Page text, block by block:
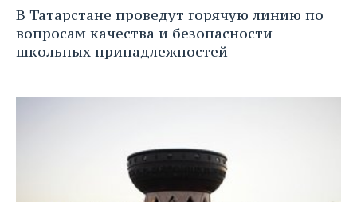
НЕФТЕХИМИЯ
НЕФТЬ
ОПК
РОЗНИЧНАЯ ТОРГОВЛЯ
НОВОСТИ ТЕХНОЛОГИЙ
МЕРОПРИЯТИЯ
ONLINE-КОНФЕРЕНЦИИ
В Татарстане проведут горячую линию по
вопросам качества и безопасности
школьных принадлежностей